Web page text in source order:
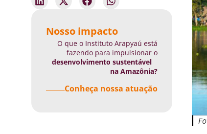
Nosso impacto
O que o Instituto Arapyaú está
fazendo para impulsionar o
desenvolvimento sustentável
na Amazônia?
Conheça nossa atuação